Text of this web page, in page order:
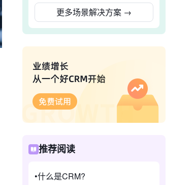
更多场景解决方案 →
推荐阅读
什么是CRM?